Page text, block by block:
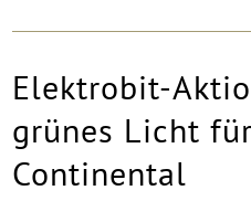
Elektrobit-
grünes Licht
Continental